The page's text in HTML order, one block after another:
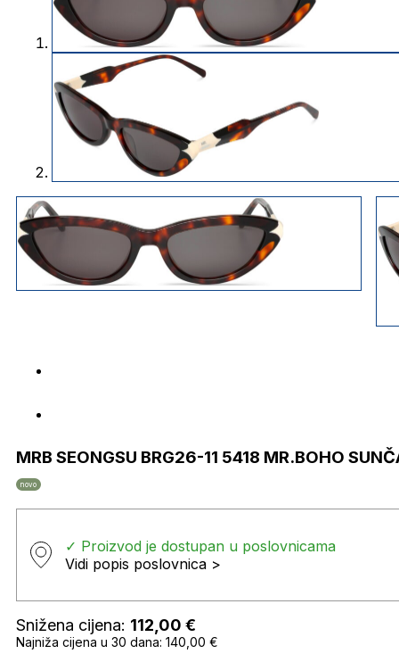
MRB SEONGSU BRG26-11 5418 MR.BOHO
novo
✓ Proizvod je dostupan u poslovnicama
Vidi popis poslovnica >
Snižena cijena: 112,00 €
Najniža cijena u 30 dana: 140,00 €